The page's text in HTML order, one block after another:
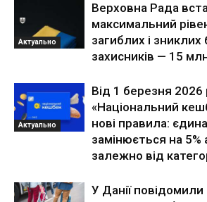
Актуально
Верховна Рада
максимальний
загиблих і зниклих
захисників — 15
Актуально
Від 1 березня 2026
«Національний
нові правила:
замінюється на 5%
залежно від
У Данії повідомили